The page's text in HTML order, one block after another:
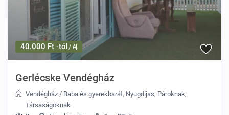
40.000 Ft -tól / éj
Gerlécske Vendégház
Vendégház / Baba és gyerekbarát, Nyugdíjas, Pároknak,
Társaságoknak